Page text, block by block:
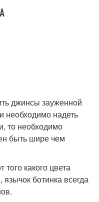
джинсы зауженной
необходимо надеть
то необходимо
быть шире чем
какого цвета
ботинка всегда